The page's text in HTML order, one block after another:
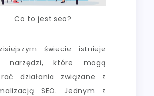
Co to jest seo?
świecie istnieje
narzędzi, które mogą
działania związane z
SEO. Jednym z